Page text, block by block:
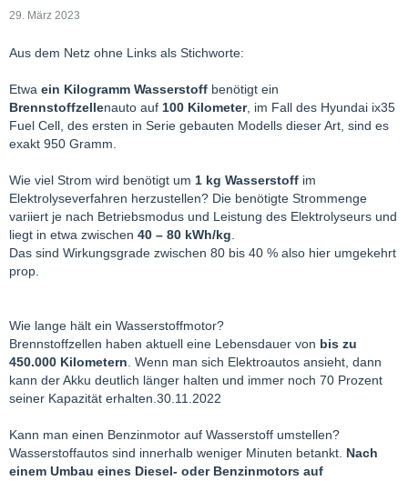
29. März 2023
Aus dem Netz ohne Links als Stichworte:
Etwa ein Kilogramm Wasserstoff benötigt ein
Brennstoffzellenauto auf 100 Kilometer, im Fall des Hyundai ix35
Fuel Cell, des ersten in Serie gebauten Modells dieser Art, sind es
exakt 950 Gramm.
Wie viel Strom wird benötigt um 1 kg Wasserstoff im
Elektrolyseverfahren herzustellen? Die benötigte Strommenge
variiert je nach Betriebsmodus und Leistung des Elektrolyseurs und
liegt in etwa zwischen 40 – 80 kWh/kg
Das sind Wirkungsgrade zwischen 80 bis 40 % also hier umgekehrt
prop.
Wie lange hält ein Wasserstoffmotor?
Brennstoffzellen haben aktuell eine Lebensdauer von bis zu
450.000 Kilometern . Wenn man sich Elektroautos ansieht, dann
kann der Akku deutlich länger halten und immer noch 70 Prozent
seiner Kapazität erhalten.30.11.2022
Kann man einen Benzinmotor auf Wasserstoff umstellen?
Wasserstoffautos sind innerhalb weniger Minuten betankt. Nach
einem Umbau eines Diesel- oder Benzinmotors auf